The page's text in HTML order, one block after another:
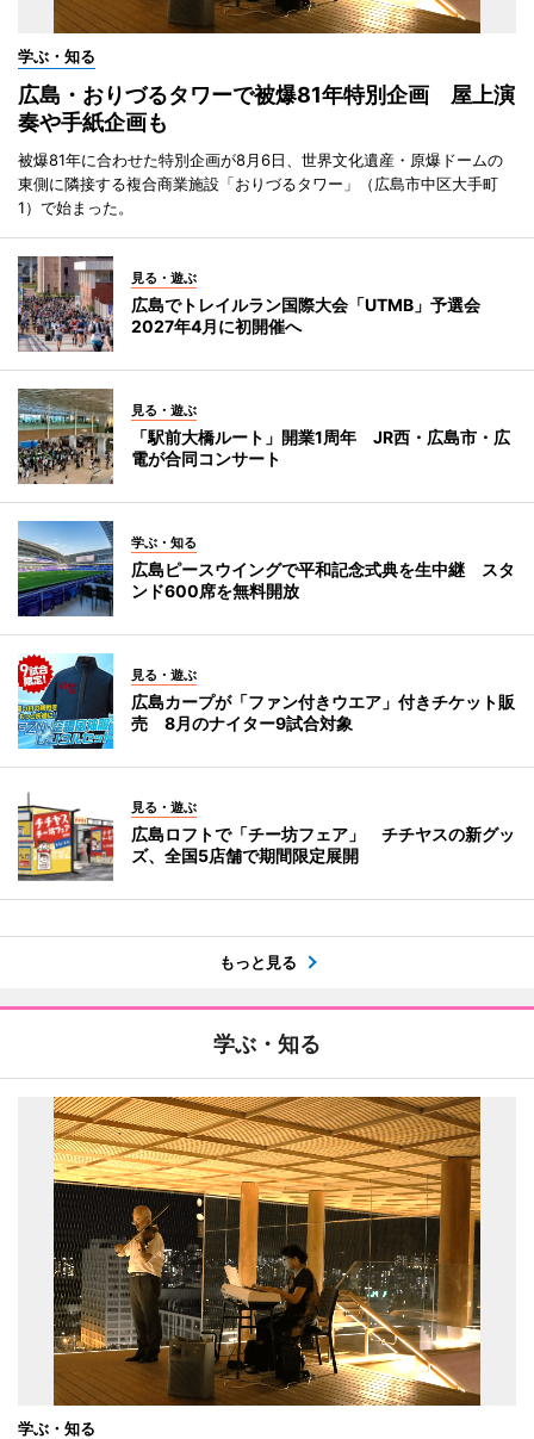
学ぶ・知る
広島・おりづるタワーで被爆81年特別企画 屋上演
奏や手紙企画も
被爆81年に合わせた特別企画が8月6日、世界文化遺産・原爆ドームの
東側に隣接する複合商業施設「おりづるタワー」（広島市中区大手町
1）で始まった。
見る・遊ぶ
広島でトレイルラン国際大会「UTMB」予選会
2027年4月に初開催へ
見る・遊ぶ
「駅前大橋ルート」開業1周年 JR西・広島市・広
電が合同コンサート
学ぶ・知る
広島ピースウイングで平和記念式典を生中継 スタ
ンド600席を無料開放
見る・遊ぶ
広島カープが「ファン付きウエア」付きチケット販
売 8月のナイター9試合対象
見る・遊ぶ
広島ロフトで「チー坊フェア」 チチヤスの新グッ
ズ、全国5店舗で期間限定展開
もっと見る
学ぶ・知る
学ぶ・知る